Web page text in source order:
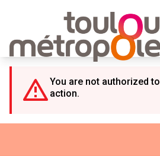
You are not authorized
action.